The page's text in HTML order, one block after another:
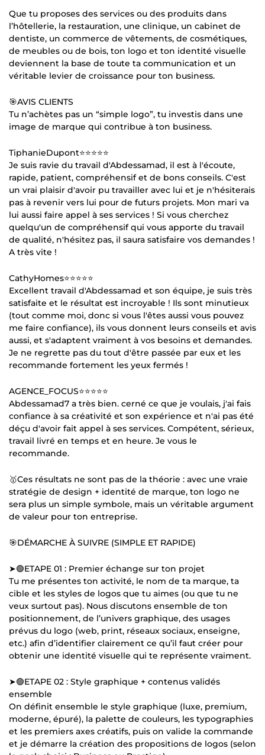
Que tu proposes des services ou des produits dans
l’hôtellerie, la restauration, une clinique, un cabinet de
dentiste, un commerce de vêtements, de cosmétiques,
de meubles ou de bois, ton logo et ton identité visuelle
deviennent la base de toute ta communication et un
véritable levier de croissance pour ton business.
🎯AVIS CLIENTS
Tu n’achètes pas un “simple logo”, tu investis dans une
image de marque qui contribue à ton business.
TiphanieDupont⭐⭐⭐⭐⭐
Je suis ravie du travail d'Abdessamad, il est à l'écoute,
rapide, patient, compréhensif et de bons conseils. C'est
un vrai plaisir d'avoir pu travailler avec lui et je n'hésiterais
pas à revenir vers lui pour de futurs projets. Mon mari va
lui aussi faire appel à ses services ! Si vous cherchez
quelqu'un de compréhensif qui vous apporte du travail
de qualité, n'hésitez pas, il saura satisfaire vos demandes !
A très vite !
CathyHomes⭐⭐⭐⭐⭐
Excellent travail d'Abdessamad et son équipe, je suis très
satisfaite et le résultat est incroyable ! Ils sont minutieux
(tout comme moi, donc si vous l'êtes aussi vous pouvez
me faire confiance), ils vous donnent leurs conseils et avis
aussi, et s'adaptent vraiment à vos besoins et demandes.
Je ne regrette pas du tout d'être passée par eux et les
recommande fortement les yeux fermés !
AGENCE_FOCUS⭐⭐⭐⭐⭐
Abdessamad7 a très bien. cerné ce que je voulais, j'ai fais
confiance à sa créativité et son expérience et n'ai pas été
déçu d'avoir fait appel à ses services. Compétent, sérieux,
travail livré en temps et en heure. Je vous le
recommande.
🥇Ces résultats ne sont pas de la théorie : avec une vraie
stratégie de design + identité de marque, ton logo ne
sera plus un simple symbole, mais un véritable argument
de valeur pour ton entreprise.
🎯DÉMARCHE À SUIVRE (SIMPLE ET RAPIDE)
➤🟢ETAPE 01 : Premier échange sur ton projet
Tu me présentes ton activité, le nom de ta marque, ta
cible et les styles de logos que tu aimes (ou que tu ne
veux surtout pas). Nous discutons ensemble de ton
positionnement, de l’univers graphique, des usages
prévus du logo (web, print, réseaux sociaux, enseigne,
etc.) afin d’identifier clairement ce qu’il faut créer pour
obtenir une identité visuelle qui te représente vraiment.
➤🟢ETAPE 02 : Style graphique + contenus validés
ensemble
On définit ensemble le style graphique (luxe, premium,
moderne, épuré), la palette de couleurs, les typographies
et les premiers axes créatifs, puis on valide la commande
et je démarre la création des propositions de logos (selon